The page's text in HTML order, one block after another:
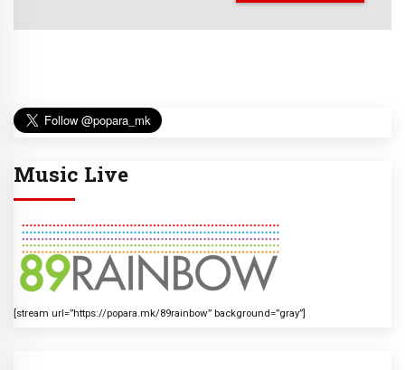
Music Live
[stream url=”https://popara.mk/89rainbow” background=”gray”]